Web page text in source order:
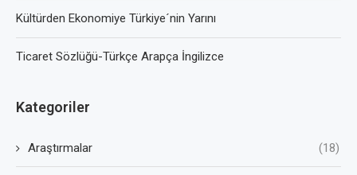
Kültürden Ekonomiye Türkiye´nin Yarını
Ticaret Sözlüğü-Türkçe Arapça İngilizce
Kategoriler
Araştırmalar (18)